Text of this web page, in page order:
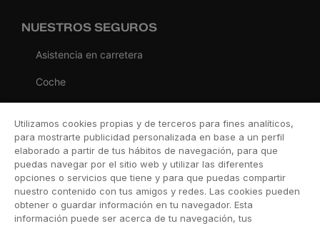
NUESTROS SEGUROS
Asistencia en carretera
Coche
Viaje
Hogar
Vida
Decesos
Utilizamos cookies propias y de terceros para fines analíticos,
para mostrarte publicidad personalizada en base a un perfil
elaborado a partir de tus hábitos de navegación, para que
puedas navegar por el sitio web y utilizar las diferentes
opciones o servicios que tiene y para que puedas compartir
nuestro contenido con tus amigos y redes. Las cookies pueden
obtener o guardar información en tu navegador. Esta
información puede ser acerca de tu navegación, tus